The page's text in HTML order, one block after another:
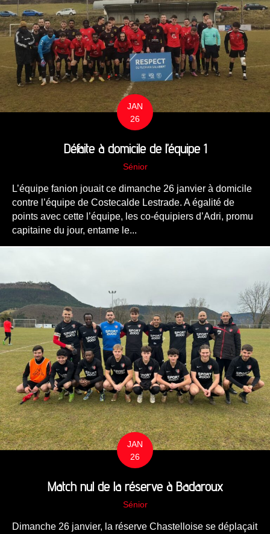
JAN
26
Défaite à domicile de l’équipe 1
Sénior
L’équipe fanion jouait ce dimanche 26 janvier à domicile
contre l’équipe de Costecalde Lestrade. A égalité de
points avec cette l’équipe, les co-équipiers d’Adri, promu
capitaine du jour, entame le...
JAN
26
Match nul de la réserve à Badaroux
Sénior
Dimanche 26 janvier, la réserve Chastelloise se déplaçait